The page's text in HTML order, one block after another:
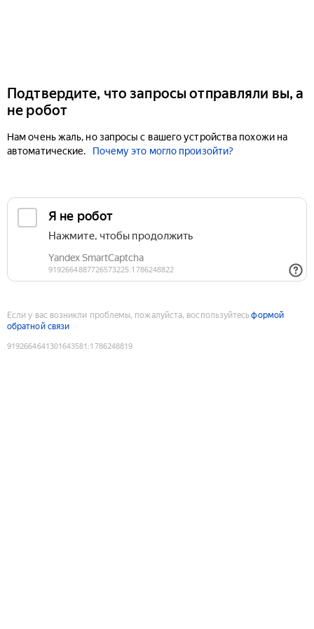
Подтвердите, что запросы отправляли вы, а
не робот
Нам очень жаль, но запросы с вашего устройства похожи на
автоматические.
Почему это могло произойти?
Если у вас возникли проблемы, пожалуйста, воспользуйтесьформой
обратной связи
9192664641301643581 :1786248819